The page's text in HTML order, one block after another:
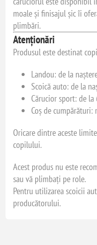
moale și finisajul șic îi
plimbări.
Atenționări
Produsul este destinat
Landou: de la
Scoică auto: de la
Cărucior sport: de
Coș de cumpărături:
Oricare dintre aceste
copilului.
Acest produs nu este
sau vă plimbați pe role.
Pentru utilizarea scoicii
producătorului.